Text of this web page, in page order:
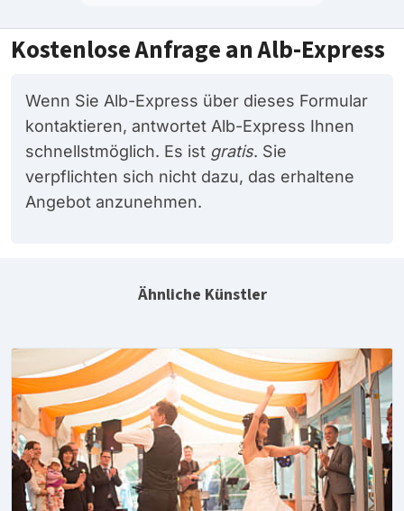
Kostenlose Anfrage an Alb-Express
Wenn Sie Alb-Express über dieses Formular
kontaktieren, antwortet Alb-Express Ihnen
schnellstmöglich. Es ist gratis. Sie
verpflichten sich nicht dazu, das erhaltene
Angebot anzunehmen.
Ähnliche Künstler